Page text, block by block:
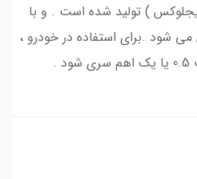
ادیسون و یا 3030 بریجلوکس ) تولید شده است . و با
می شود .برای استفاده در خودرو ،